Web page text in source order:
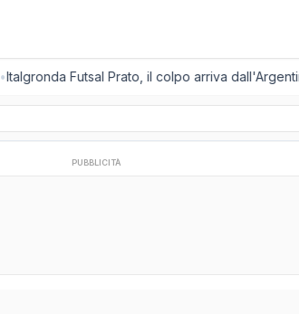
Italgronda Futsal Prato, il colpo arriva
PUBBLICITÀ